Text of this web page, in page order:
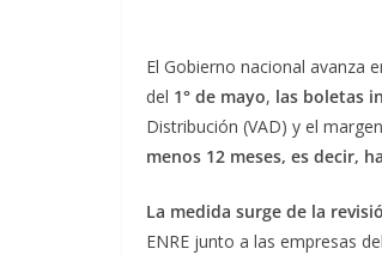
El Gobierno nacional avanza
del 1° de mayo, las boletas
Distribución (VAD) y el
menos 12 meses, es decir,
La medida surge de la
ENRE junto a las empresas